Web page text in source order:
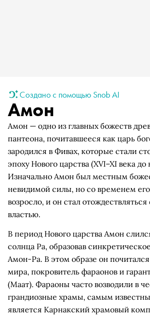
Создано с помощью Snob AI
Амон
Амон — одно из главных божеств
пантеона, почитавшееся как царь
зародился в Фивах, которые стали
эпоху Нового царства (XVI–XI века до
Изначально Амон был местным
невидимой силы, но со временем
возросло, и он стал
властью.
В период Нового царства Амон
солнца Ра, образовав
Амон-Ра. В этом образе он
мира, покровитель фараонов и
(Маат). Фараоны часто возводили в
грандиозные храмы, самым
является Карнакский храмовый